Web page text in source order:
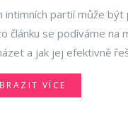
intimních partií může
článku se podíváme na
a jak jej efektivně
výrazně zlepšit
VÍCE